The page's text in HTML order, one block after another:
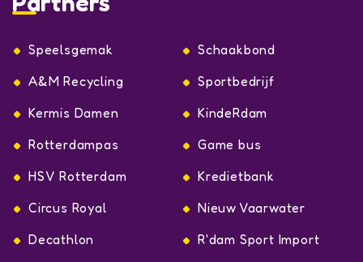
Speelsgemak
Schaakbond
A&M Recycling
Sportbedrijf
Kermis Damen
KindeRdam
Rotterdampas
Game bus
HSV Rotterdam
Kredietbank
Circus Royal
Nieuw Vaarwater
Decathlon
R'dam Sport Import